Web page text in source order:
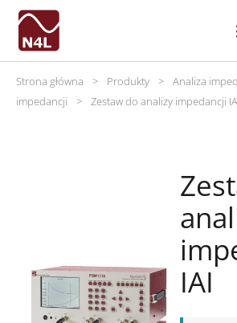
Strona główna > Produkty > Analiza
impedancji
> Zestaw do analizy impedancji
IAI